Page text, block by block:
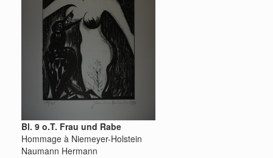
Bl. 9 o.T. Frau und Rabe
Hommage à Niemeyer-Holstein
Naumann Hermann